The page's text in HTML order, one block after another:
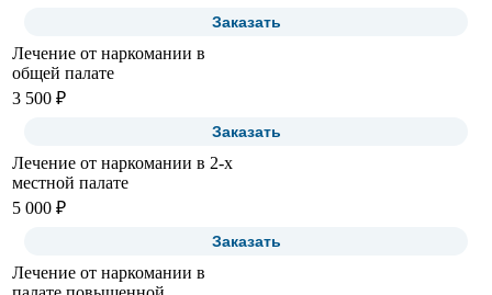
Заказать
Лечение от наркомании в
общей палате
3 500 ₽
Заказать
Лечение от наркомании в 2-х
местной палате
5 000 ₽
Заказать
Лечение от наркомании в